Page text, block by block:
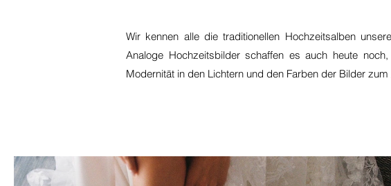
Wir kennen alle die traditionellen Hochzeitsalben
Analoge Hochzeitsbilder schaffen es auch heute
Modernität in den Lichtern und den Farben der Bilder